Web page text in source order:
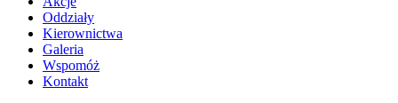
Oddziały
Kierownictwa
Galeria
Wspomóż
Kontakt